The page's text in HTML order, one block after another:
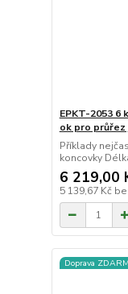
EPKT-2053 6
ok pro průřez
Příklady
koncovky
6 219,00
5 139,67 Kč
Doprava